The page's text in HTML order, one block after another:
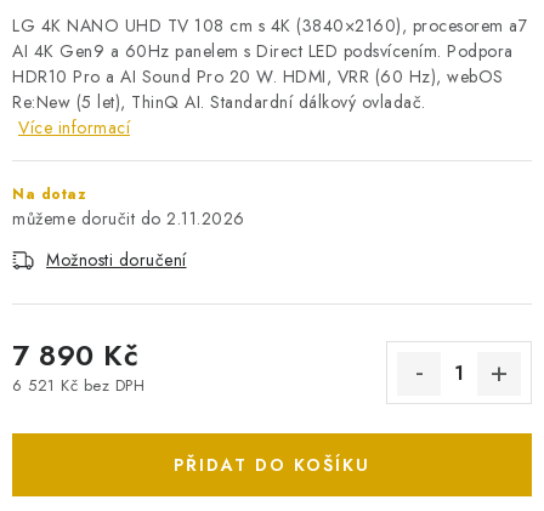
LG 4K NANO UHD TV 108 cm s 4K (3840×2160), procesorem a7
AI 4K Gen9 a 60Hz panelem s Direct LED podsvícením. Podpora
HDR10 Pro a AI Sound Pro 20 W. HDMI, VRR (60 Hz), webOS
Re:New (5 let), ThinQ AI. Standardní dálkový ovladač.
Více informací
Na dotaz
2.11.2026
Možnosti doručení
7 890 Kč
6 521 Kč bez DPH
PŘIDAT DO KOŠÍKU